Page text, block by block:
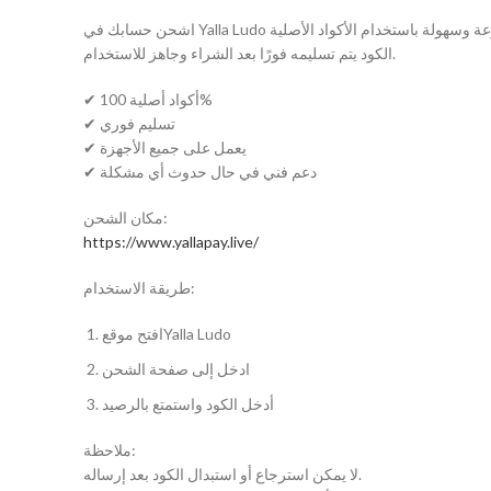
الكود يتم تسليمه فورًا بعد الشراء وجاهز للاستخدام.
✔ أكواد أصلية 100%
✔ تسليم فوري
✔ يعمل على جميع الأجهزة
✔ دعم فني في حال حدوث أي مشكلة
مكان الشحن:
https://www.yallapay.live/
طريقة الاستخدام:
افتح موقعYalla Ludo
ادخل إلى صفحة الشحن
أدخل الكود واستمتع بالرصيد
ملاحظة:
لا يمكن استرجاع أو استبدال الكود بعد إرساله.